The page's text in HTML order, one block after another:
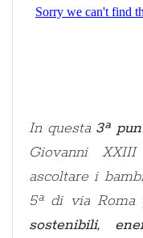
In questa 3ª
Giovanni
ascoltare i
5ª di via Roma
sostenibili,